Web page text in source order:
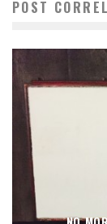
POST